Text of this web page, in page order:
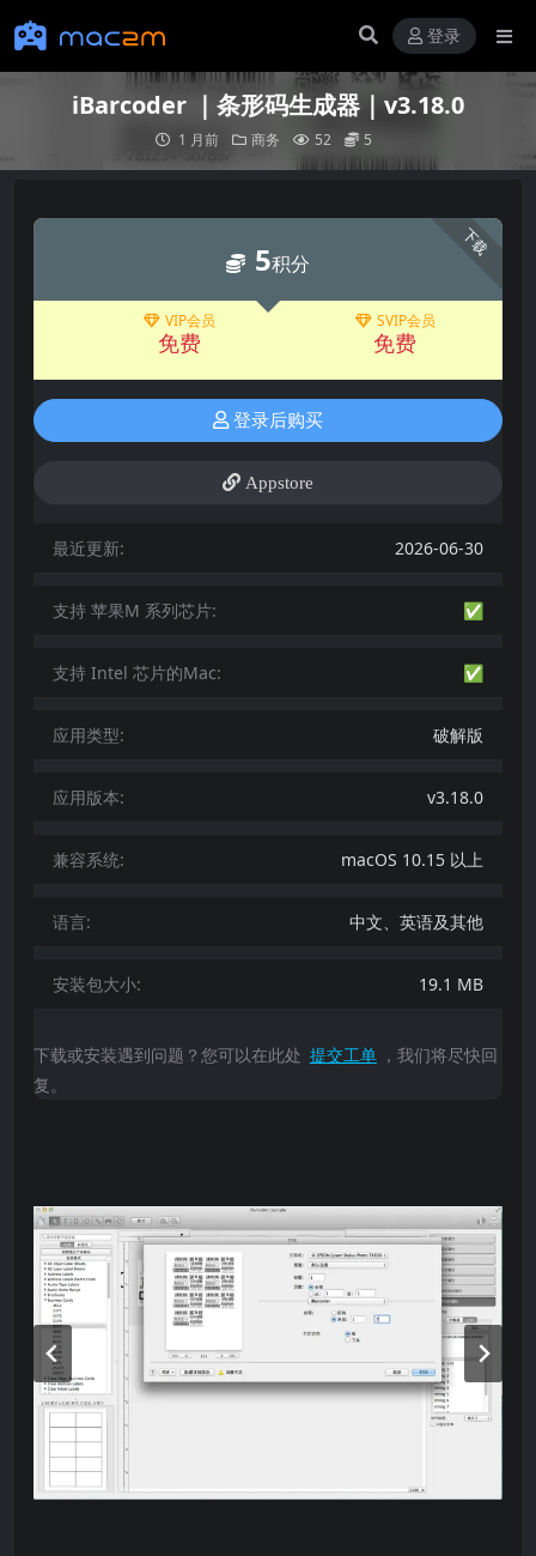
登录
iBarcoder ｜条形码生成器｜v3.18.0
1 月前 商务 52 5
下载
5积分
VIP会员
免费
SVIP会员
免费
登录后购买
Appstore
最近更新: 2026-06-30
支持 苹果M 系列芯片: ✅
支持 Intel 芯片的Mac: ✅
应用类型: 破解版
应用版本: v3.18.0
兼容系统: macOS 10.15 以上
语言: 中文、英语及其他
安装包大小: 19.1 MB
下载或安装遇到问题？您可以在此处 提交工单 ，我们将尽快回
复。